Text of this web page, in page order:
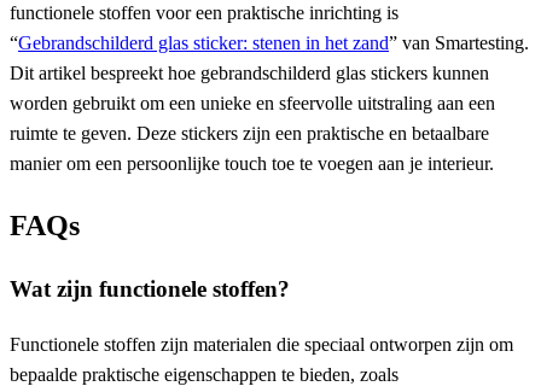
functionele stoffen voor een praktische inrichting is
“Gebrandschilderd glas sticker: stenen in het zand” van Smartesting.
Dit artikel bespreekt hoe gebrandschilderd glas stickers kunnen
worden gebruikt om een unieke en sfeervolle uitstraling aan een
ruimte te geven. Deze stickers zijn een praktische en betaalbare
manier om een persoonlijke touch toe te voegen aan je interieur.
FAQs
Wat zijn functionele stoffen?
Functionele stoffen zijn materialen die speciaal ontworpen zijn om
bepaalde praktische eigenschappen te bieden, zoals